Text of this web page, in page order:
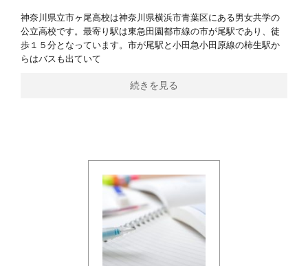
神奈川県立市ヶ尾高校は神奈川県横浜市青葉区にある男女共学の
公立高校です。最寄り駅は東急田園都市線の市が尾駅であり、徒
歩１５分となっています。市が尾駅と小田急小田原線の柿生駅か
らはバスも出ていて
続きを見る